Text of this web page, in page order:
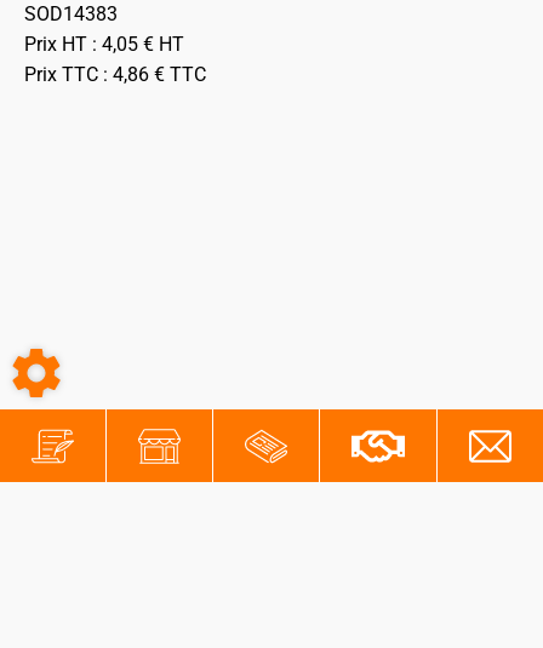
SOD14383
Prix HT : 4,05 € HT
Prix TTC : 4,86 € TTC